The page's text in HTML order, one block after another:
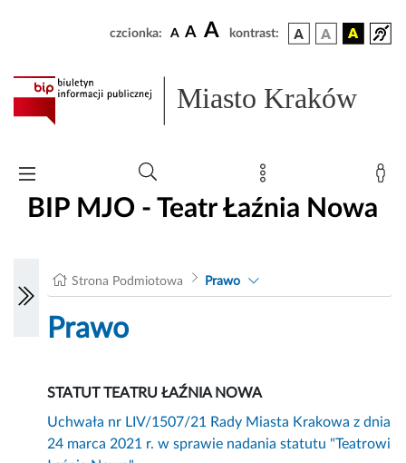
czcionka: A A A kontrast:
Miasto Kraków
BIP MJO - Teatr Łaźnia Nowa
Strona Podmiotowa Prawo
Prawo
STATUT TEATRU ŁAŹNIA NOWA
Uchwała nr LIV/1507/21 Rady Miasta Krakowa z dnia
24 marca 2021 r. w sprawie nadania statutu "Teatrowi